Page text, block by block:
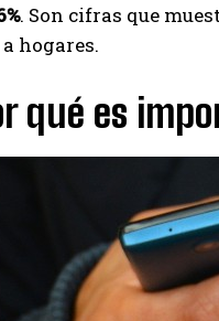
. Son cifras que
hogares.
qué es